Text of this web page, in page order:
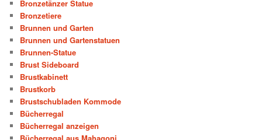
Bronzetänzer Statue
Bronzetiere
Brunnen und Garten
Brunnen und Gartenstatuen
Brunnen-Statue
Brust Sideboard
Brustkabinett
Brustkorb
Brustschubladen Kommode
Bücherregal
Bücherregal anzeigen